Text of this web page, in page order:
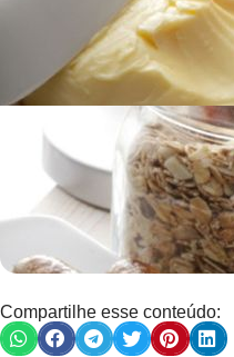
Compartilhe esse conteúdo: